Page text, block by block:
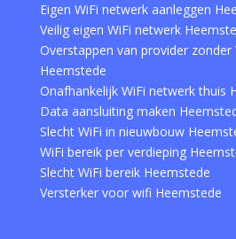
Eigen WiFi netwerk aanleggen
Veilig eigen WiFi netwerk
Overstappen van provider zonder
Heemstede
Onafhankelijk WiFi netwerk thuis
Data aansluiting maken
Slecht WiFi in nieuwbouw
WiFi bereik per verdieping
Slecht WiFi bereik Heemstede
Versterker voor wifi Heemstede